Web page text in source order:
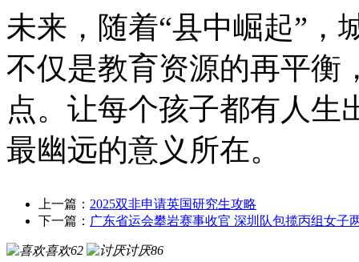
未来，随着“县中崛起”，
不仅是教育资源的再平衡
点。让每个孩子都有人生
最幽远的意义所在。
上一篇： 2025双非申请英国研究生攻略
下一篇： 广东省运会攀岩赛事收官 深圳队包揽丙组女子
喜欢62 讨厌86